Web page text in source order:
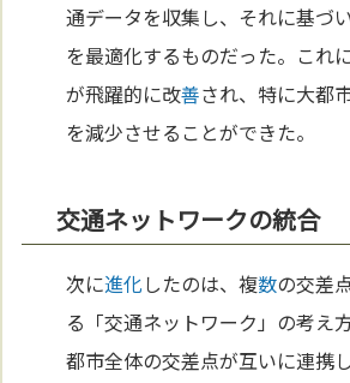
通データを収集し、それに基づ
を最適化するものだった。これ
が飛躍的に改善され、特に大都
を減少させることができた。
交通ネットワークの統合
次に進化したのは、複数の交差
る「交通ネットワーク」の考え
都市全体の交差点が互いに連携